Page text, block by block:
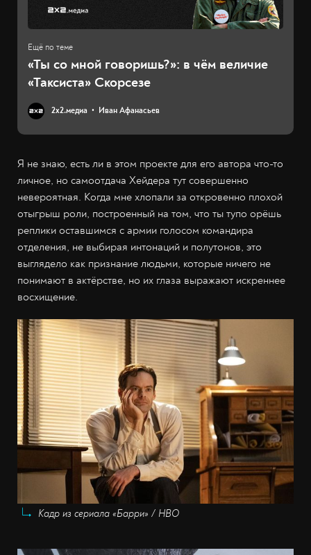
«Ты со мной говоришь?»: в чём величие
«Таксиста» Скорсезе
2х2.медиа Иван Афанасьев
Я не знаю, есть ли в этом проекте для его автора что-то
личное, но самоотдача Хейдера тут совершенно
невероятная. Когда мне хлопали за откровенно плохой
отыгрыш роли, построенный на том, что ты тупо орёшь
реплики оставшимся с армии голосом командира
отделения, не выбирая интонаций и полутонов, это
выглядело как признание людьми, которые ничего не
понимают в актёрстве, но их глаза выражают искреннее
восхищение.
Кадр из сериала «Барри» / HBO